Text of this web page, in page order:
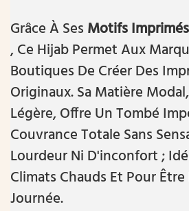
Grâce À Ses Motifs
, Ce Hijab Permet Aux
Boutiques De Créer Des
Originaux. Sa Matière
Légère, Offre Un Tombé
Couvrance Totale Sans
Lourdeur Ni D'inconfort ;
Climats Chauds Et Pour
Journée.